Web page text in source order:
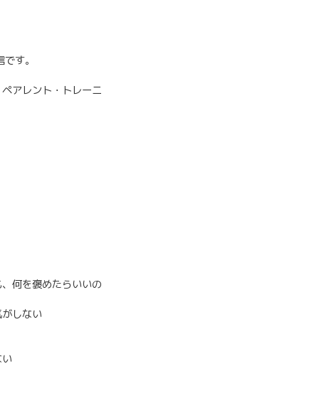
す。
アレント・トレーニ
何を褒めたらいいの
しない